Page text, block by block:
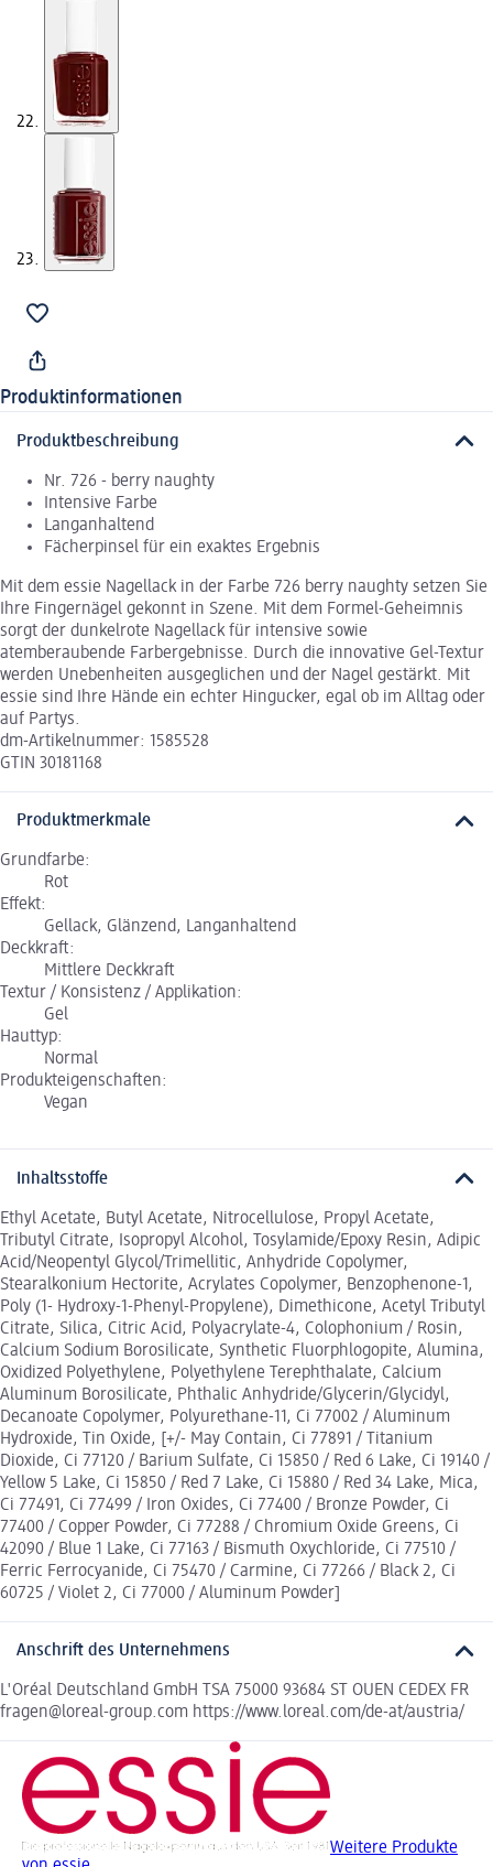
Produktinformationen
Produktbeschreibung
Nr. 726 - berry naughty
Intensive Farbe
Langanhaltend
Fächerpinsel für ein exaktes Ergebnis
Mit dem essie Nagellack in der Farbe 726 berry naughty setzen Sie
Ihre Fingernägel gekonnt in Szene. Mit dem Formel-Geheimnis
sorgt der dunkelrote Nagellack für intensive sowie
atemberaubende Farbergebnisse. Durch die innovative Gel-Textur
werden Unebenheiten ausgeglichen und der Nagel gestärkt. Mit
essie sind Ihre Hände ein echter Hingucker, egal ob im Alltag oder
auf Partys.
dm-Artikelnummer: 1585528
GTIN 30181168
Produktmerkmale
Grundfarbe:
Rot
Effekt:
Gellack, Glänzend, Langanhaltend
Deckkraft:
Mittlere Deckkraft
Textur / Konsistenz / Applikation:
Gel
Hauttyp:
Normal
Produkteigenschaften:
Vegan
Inhaltsstoffe
Ethyl Acetate, Butyl Acetate, Nitrocellulose, Propyl Acetate,
Tributyl Citrate, Isopropyl Alcohol, Tosylamide/Epoxy Resin, Adipic
Acid/Neopentyl Glycol/Trimellitic, Anhydride Copolymer,
Stearalkonium Hectorite, Acrylates Copolymer, Benzophenone-1,
Poly (1- Hydroxy-1-Phenyl-Propylene), Dimethicone, Acetyl Tributyl
Citrate, Silica, Citric Acid, Polyacrylate-4, Colophonium / Rosin,
Calcium Sodium Borosilicate, Synthetic Fluorphlogopite, Alumina,
Oxidized Polyethylene, Polyethylene Terephthalate, Calcium
Aluminum Borosilicate, Phthalic Anhydride/Glycerin/Glycidyl,
Decanoate Copolymer, Polyurethane-11, Ci 77002 / Aluminum
Hydroxide, Tin Oxide, [+/- May Contain, Ci 77891 / Titanium
Dioxide, Ci 77120 / Barium Sulfate, Ci 15850 / Red 6 Lake, Ci 19140 /
Yellow 5 Lake, Ci 15850 / Red 7 Lake, Ci 15880 / Red 34 Lake, Mica,
Ci 77491, Ci 77499 / Iron Oxides, Ci 77400 / Bronze Powder, Ci
77400 / Copper Powder, Ci 77288 / Chromium Oxide Greens, Ci
42090 / Blue 1 Lake, Ci 77163 / Bismuth Oxychloride, Ci 77510 /
Ferric Ferrocyanide, Ci 75470 / Carmine, Ci 77266 / Black 2, Ci
60725 / Violet 2, Ci 77000 / Aluminum Powder]
Anschrift des Unternehmens
L'Oréal Deutschland GmbH TSA 75000 93684 ST OUEN CEDEX FR
fragen@loreal-group.com https://www.loreal.com/de-at/austria/
Weitere Produkte